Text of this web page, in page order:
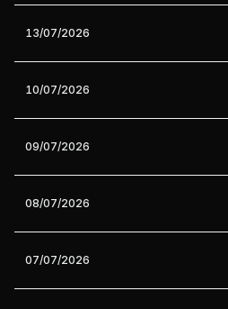
13/07/2026
10/07/2026
09/07/2026
08/07/2026
07/07/2026